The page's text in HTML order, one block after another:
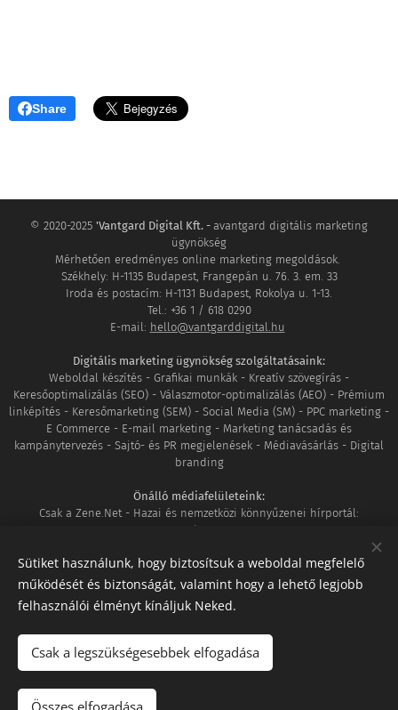
Share
© 2020-2025 'Vantgard Digital Kft. - avantgard digitális marketing
ügynökség
Mérhetően eredményes online marketing megoldások.
Székhely: H-1135 Budapest, Frangepán u. 76. 3. em. 33
Iroda és postacím: H-1131 Budapest, Rokolya u. 1-13.
Tel.: +36 1 / 618 0290
E-mail: hello@vantgarddigital.hu
Digitális marketing ügynökség szolgáltatásaink:
Weboldal készítés - Grafikai munkák - Kreatív szövegírás -
Keresőoptimalizálás (SEO) - Válaszmotor-optimalizálás (AEO) - Prémium
linképítés - Keresőmarketing (SEM) - Social Media (SM) - PPC marketing -
E Commerce - E-mail marketing - Marketing tanácsadás és
kampánytervezés - Sajtó- és PR megjelenések - Médiavásárlás - Digital
branding
Önálló médiafelületeink:
Csak a Zene.Net - Hazai és nemzetközi könnyűzenei hírportál:
www.csakazene.net
www.mozaikvilag.hu
Tagságaink:
Google Partner |DAN Member|Shoprenter szakértő
Megbízható WhitePress SEO ügynökség
Adatkezelési szabályzat|GYIK|Kapcsolat|Facebook
Sütiket használunk, hogy biztosítsuk a weboldal megfelelő
működését és biztonságát, valamint hogy a lehető legjobb
felhasználói élményt kínáljuk Neked.
Csak a legszükségesebbek elfogadása
Összes elfogadása